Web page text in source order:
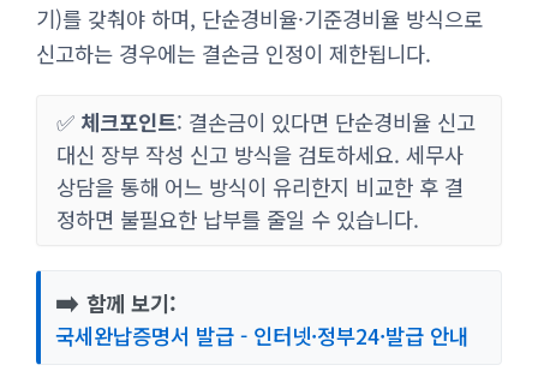
기)를 갖춰야 하며, 단순경비율·기준경비율 방식으로
신고하는 경우에는 결손금 인정이 제한됩니다.
✅ 체크포인트: 결손금이 있다면 단순경비율 신고
대신 장부 작성 신고 방식을 검토하세요. 세무사
상담을 통해 어느 방식이 유리한지 비교한 후 결
정하면 불필요한 납부를 줄일 수 있습니다.
➡️ 함께 보기:
국세완납증명서 발급 - 인터넷·정부24·발급 안내